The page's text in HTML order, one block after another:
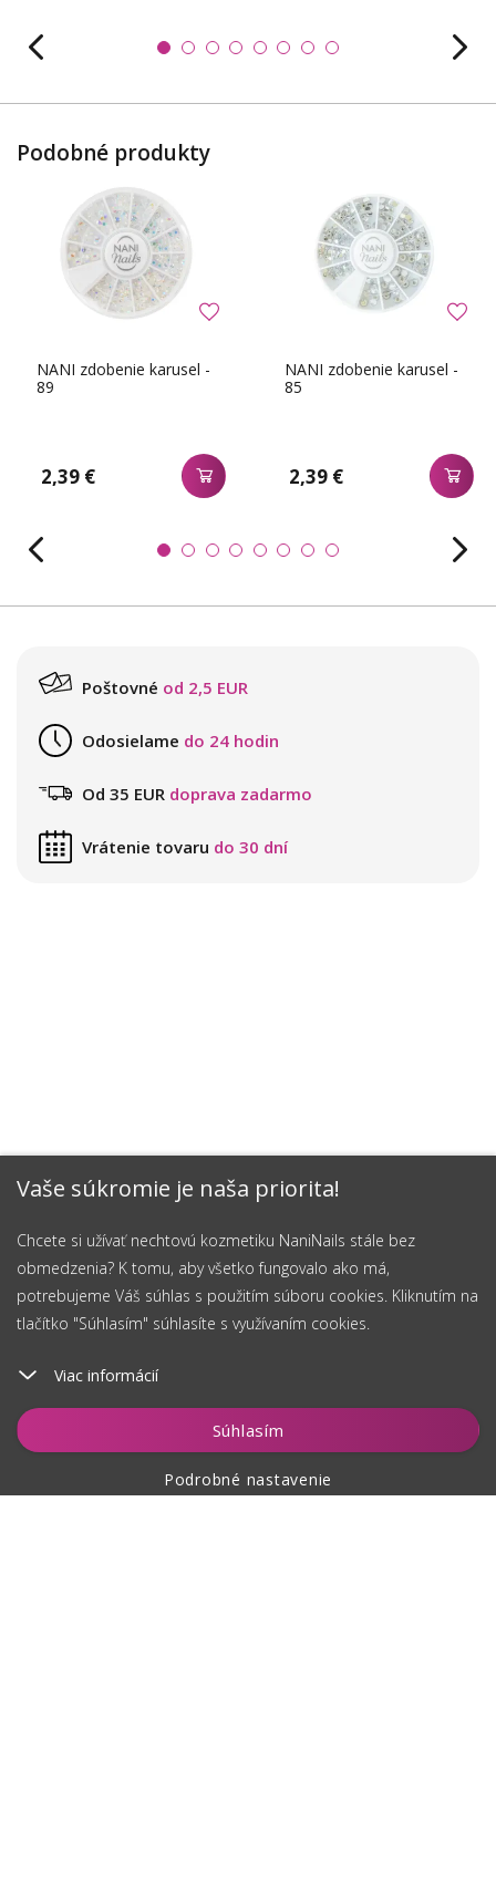
Vaše súkromie je naša priorita!
Chcete si užívať nechtovú kozmetiku NaniNails stále bez
obmedzenia? K tomu, aby všetko fungovalo ako má,
potrebujeme Váš súhlas s použitím súboru cookies. Kliknutím na
tlačítko "Súhlasím" súhlasíte s využívaním cookies.
Viac informácií
Súhlasím
Podrobné nastavenie
Hlídat
Podobné produkty
NANI zdobenie karusel -
89
2,39 €
NANI zdobenie karusel -
85
2,39 €
Poštovné od 2,5 EUR
Odosielame do 24 hodin
Od 35 EUR doprava zadarmo
Vrátenie tovaru do 30 dní